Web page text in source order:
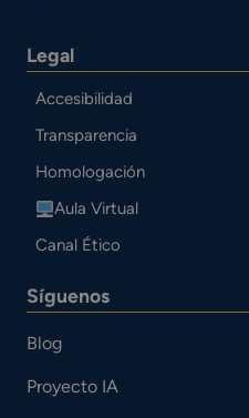
Legal
Accesibilidad
Transparencia
Homologación
Aula Virtual
Canal Ético
Síguenos
Blog
Proyecto IA